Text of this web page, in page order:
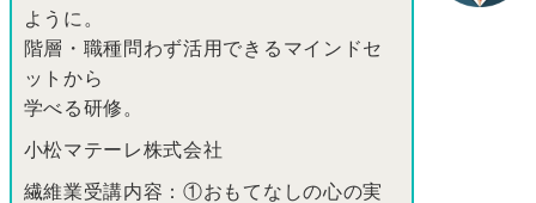
ように。
階層・職種問わず活用できるマインドセ
ットから
学べる研修。
小松マテーレ株式会社
繊維業受講内容：①おもてなしの心の実